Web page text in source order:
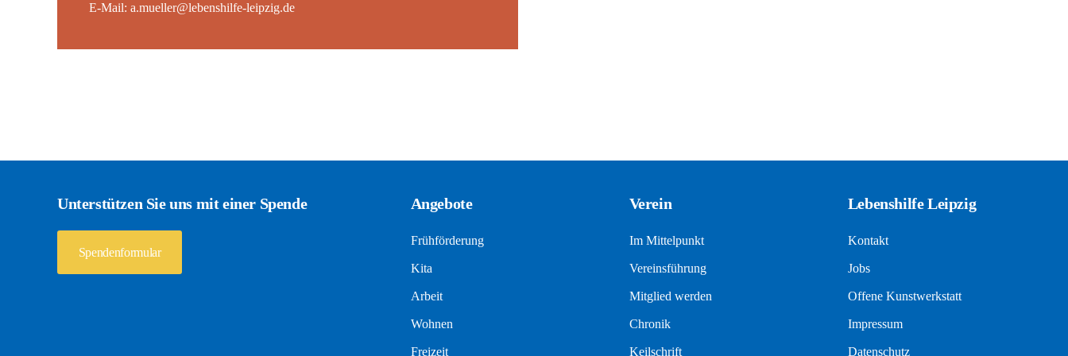
E-Mail: a.mueller@lebenshilfe-leipzig.de
Unterstützen Sie uns mit einer Spende
Spendenformular
Angebote
Frühförderung
Kita
Arbeit
Wohnen
Freizeit
Verein
Im Mittelpunkt
Vereinsführung
Mitglied werden
Chronik
Keilschrift
Lebenshilfe Leipzig
Kontakt
Jobs
Offene Kunstwerkstatt
Impressum
Datenschutz